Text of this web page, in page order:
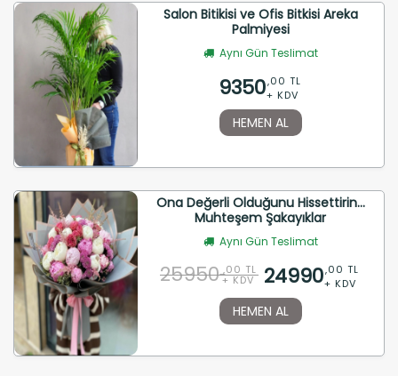
Salon Bitikisi ve Ofis Bitkisi Areka
Palmiyesi
Aynı Gün Teslimat
9350,00 TL
+ KDV
HEMEN AL
Ona Değerli Olduğunu Hissettirin...
Muhteşem Şakayıklar
Aynı Gün Teslimat
25950 ,00 TL
+ KDV 24990,00 TL
+ KDV
HEMEN AL